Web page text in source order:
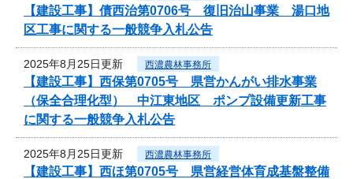
【建設工事】債西治第0706号 復旧治山事業 湯口地
区工事に関する一般競争入札公告
2025年8月25日更新 西濃農林事務所
【建設工事】西保第0705号 県営かんがい排水事業
（保全合理化型） 中江東地区 ポンプ設備更新工事
に関する一般競争入札公告
2025年8月25日更新 西濃農林事務所
【建設工事】西ほ第0705号 県営経営体育成基盤整備